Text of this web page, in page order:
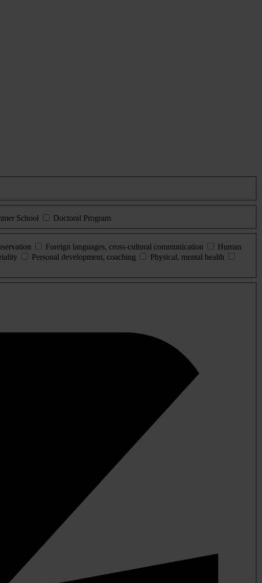
School
Doctoral Program
Foreign languages, cross-cultural communication
Human
Personal development, coaching
Physical, mental health